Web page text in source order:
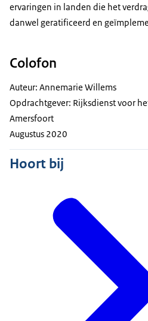
ervaringen in landen die het
danwel geratificeerd en
Colofon
Auteur: Annemarie Willems
Opdrachtgever: Rijksdienst voor
Amersfoort
Augustus 2020
Hoort bij